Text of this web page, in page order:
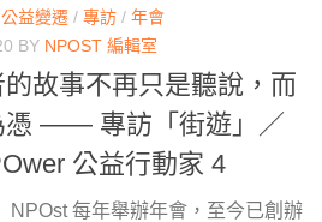
益變遷 / 專訪 / 年會
BY NPOST 編輯室
故事不再只是聽說，而
憑 —— 專訪「街遊」／
公益行動家 4
NPOst 每年舉辦年會，至今已創辦